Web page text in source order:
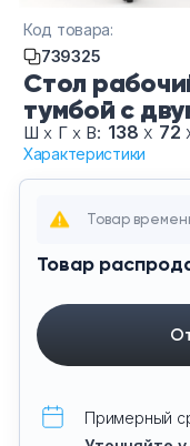
Стол
тумбой с
115 B/W-Са
Че, цвет
Белый, цвет
Шх Г х В: 138 х 72
Характеристики
Код товара:
739325
Товар
Товар
Примерный